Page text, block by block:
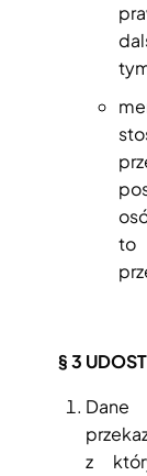
to
§ 3
z